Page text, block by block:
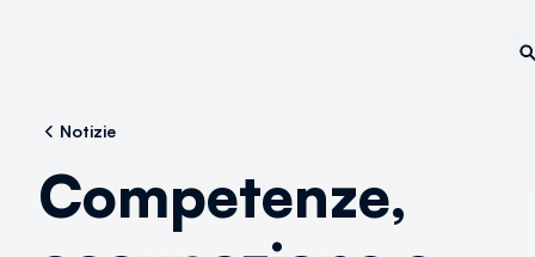
Notizie
Competenze,